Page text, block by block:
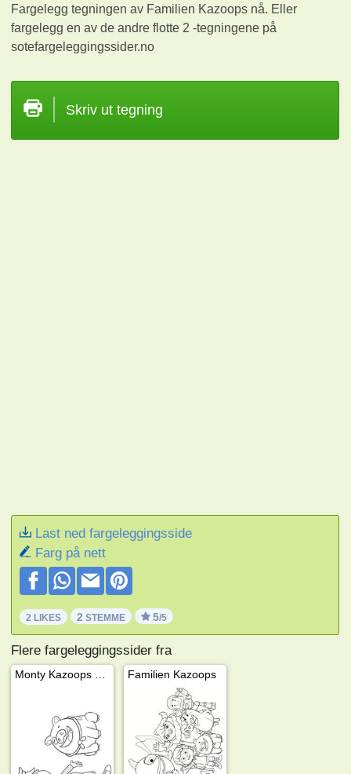
Fargelegg tegningen av Familien Kazoops nå. Eller
fargelegg en av de andre flotte 2-tegningene på
sotefargeleggingssider.no
Skriv ut tegning
Last ned fargeleggingsside
Farg på nett
2 LIKES 2 STEMME 5/5
Flere fargeleggingssider fra
Familien Kazoops